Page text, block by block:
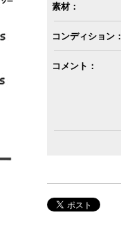
素材：
コンディション：
コメント：